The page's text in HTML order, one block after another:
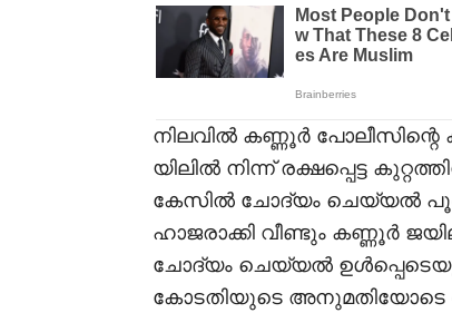
നിലവിൽ കണ്ണൂർ പോലീസിന്റെ
യിലിൽ നിന്ന് രക്ഷപ്പെട്ട
കേസിൽ ചോദ്യം ചെയ്യൽ
ഹാജരാക്കി വീണ്ടും കണ്ണൂർ
ചോദ്യം ചെയ്യൽ
കോടതിയുടെ അനുമതിയോടെ